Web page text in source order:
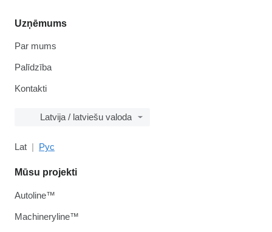
Uzņēmums
Par mums
Palīdzība
Kontakti
Latvija / latviešu valoda
Lat Рус
Mūsu projekti
Autoline™
Machineryline™